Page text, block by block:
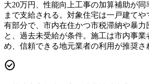
大20万円、性能向上工事の加算補助が同
まで支給される。対象住宅は一戸建て
有部分で、市内在住かつ市税滞納や暴力
と、過去未受給が条件。施工は市内事業
め、信頼できる地元業者の利用が推奨さ
check_circle